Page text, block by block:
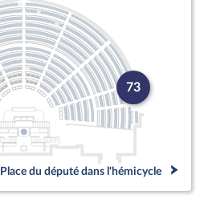
73
Place du député dans l'hémicycle